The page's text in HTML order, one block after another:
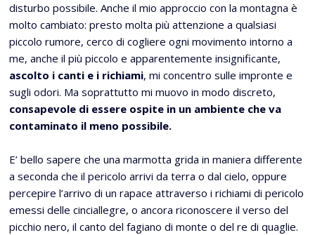
disturbo possibile. Anche il mio approccio con la montagna è
molto cambiato: presto molta più attenzione a qualsiasi
piccolo rumore, cerco di cogliere ogni movimento intorno a
me, anche il più piccolo e apparentemente insignificante,
ascolto i canti e i richiami, mi concentro sulle impronte e
sugli odori. Ma soprattutto mi muovo in modo discreto,
consapevole di essere ospite in un ambiente che va
contaminato il meno possibile.
E’ bello sapere che una marmotta grida in maniera differente
a seconda che il pericolo arrivi da terra o dal cielo, oppure
percepire l’arrivo di un rapace attraverso i richiami di pericolo
emessi delle cinciallegre, o ancora riconoscere il verso del
picchio nero, il canto del fagiano di monte o del re di quaglie.